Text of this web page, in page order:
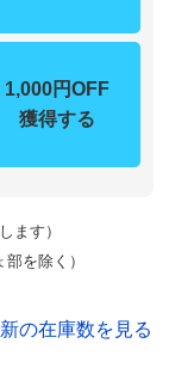
1,000円OFF
獲得する
ます）
を除く）
の在庫数を見る